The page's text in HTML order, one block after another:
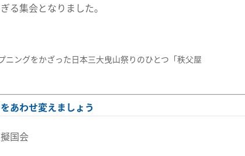
る集会となりました。
ングをかざった日本三大曳山祭りのひとつ「秩父屋
あわせ変えましょう
国会